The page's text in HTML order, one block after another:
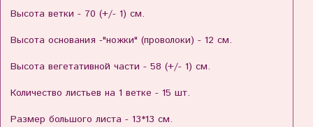
Высота ветки - 70 (+/- 1) см.
Высота основания -"ножки" (проволоки) - 12 см.
Высота вегетативной части - 58 (+/- 1) см.
Количество листьев на 1 ветке - 15 шт.
Размер большого листа - 13*13 см.